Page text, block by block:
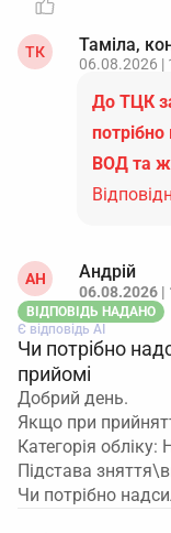
ТК Таміла,
06.08.2026 |
До ТЦК
ВОД та
АН Андрій
06.08.2026 |
ВІДПОВІДЬ НАДАНО
Є відповідь АІ
Чи потрібно
прийомі
Добрий день.
Якщо при
Категорія
Підстава
Чи потрібно